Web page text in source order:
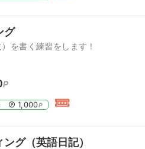
グ
を書く練習をします！
P
1,000P
グ（英語日記）